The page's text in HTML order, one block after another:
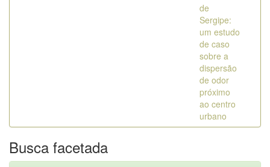
de
Sergipe:
um estudo
de caso
sobre a
dispersão
de odor
próximo
ao centro
urbano
Busca facetada